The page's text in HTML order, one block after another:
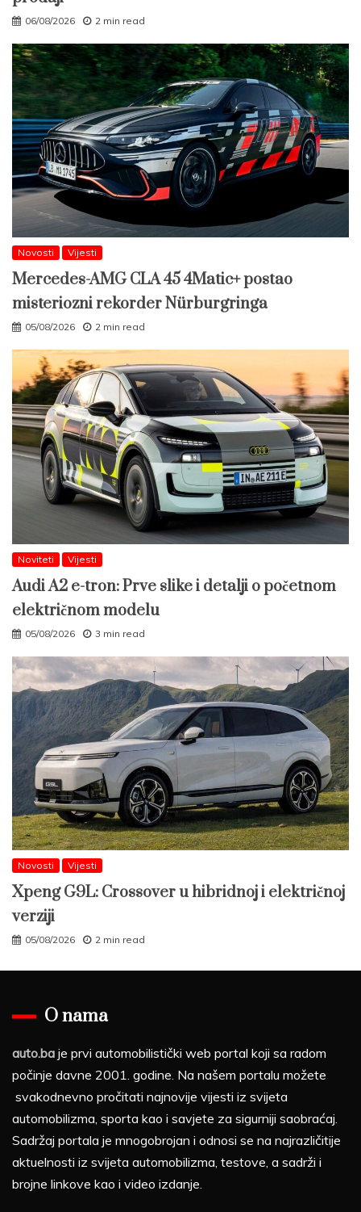
06/08/2026 2 min read
Novosti Vijesti
Mercedes-AMG CLA 45 4Matic+ postao
misteriozni rekorder Nürburgringa
05/08/2026 2 min read
Noviteti Vijesti
Audi A2 e-tron: Prve slike i detalji o početnom
električnom modelu
05/08/2026 3 min read
Novosti Vijesti
Xpeng G9L: Crossover u hibridnoj i električnoj
verziji
05/08/2026 2 min read
O nama
auto.ba je prvi automobilistički web portal koji sa radom
počinje davne 2001. godine. Na našem portalu možete
svakodnevno pročitati najnovije vijesti iz svijeta
automobilizma, sporta kao i savjete za sigurniji saobraćaj.
Sadržaj portala je mnogobrojan i odnosi se na najrazličitije
aktuelnosti iz svijeta automobilizma, testove, a sadrži i
brojne linkove kao i video izdanje.